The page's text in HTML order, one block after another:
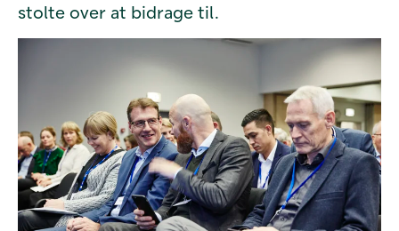
stolte over at bidrage til.